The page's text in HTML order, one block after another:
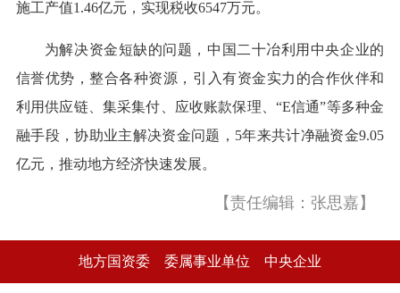
施工产值1.46亿元，实现税收6547万元。
为解决资金短缺的问题，中国二十冶利用中央企业的
信誉优势，整合各种资源，引入有资金实力的合作伙伴和
利用供应链、集采集付、应收账款保理、“E信通”等多种金
融手段，协助业主解决资金问题，5年来共计净融资金9.05
亿元，推动地方经济快速发展。
【责任编辑：张思嘉】
地方国资委 委属事业单位 中央企业